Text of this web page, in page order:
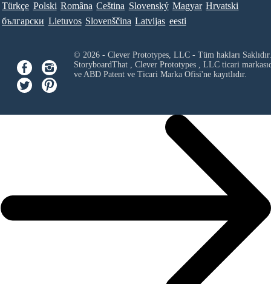
Türkçe Polski Româna Ceština Slovenský Magyar Hrvatski
български Lietuvos Slovenščina Latvijas eesti
© 2026 - Clever Prototypes, LLC - Tüm hakları Saklıdır.
StoryboardThat , Clever Prototypes , LLCticari
ve ABD Patent ve Ticari Marka Ofisi'ne kayıtlıdır.